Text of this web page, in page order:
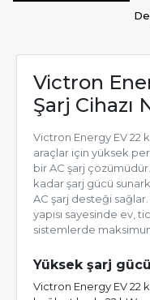
Victron
Şarj Cihazı
Victron Energy EV 22
araçlar için yüksek
bir AC şarj
kadar şarj gücü
AC şarj desteği
yapısı sayesinde ev,
sistemlerde
Yüksek şarj
Victron Energy EV 22